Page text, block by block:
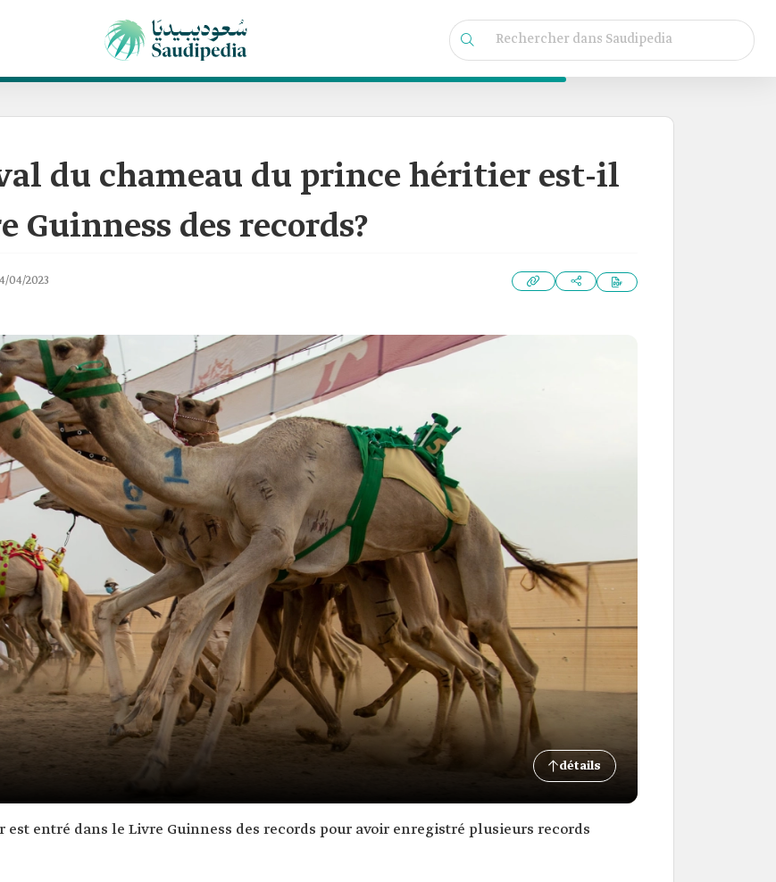
du chameau du prince héritier est-il
Guinness des records?
04/2023
détails
entré dans le Livre Guinness des records pour avoir enregistré plusieurs records